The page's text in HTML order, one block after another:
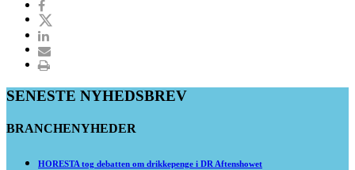
SENESTE NYHEDSBREV
BRANCHENYHEDER
HORESTA tog debatten om drikkepenge i DR Aftenshowet